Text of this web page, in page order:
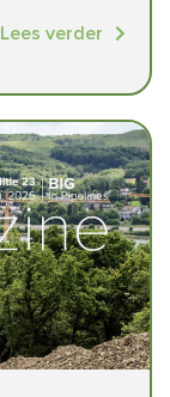
Lees verder